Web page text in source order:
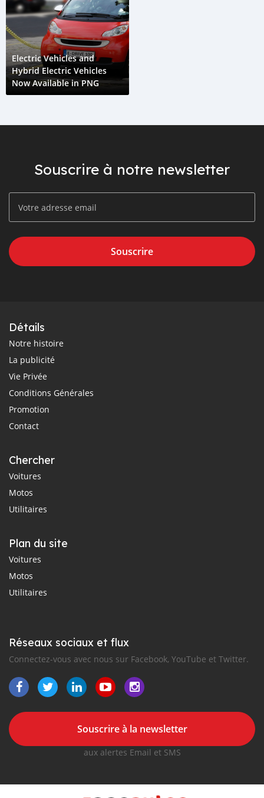
Electric Vehicles and
Hybrid Electric Vehicles
Now Available in PNG
Souscrire à notre newsletter
Souscrire
Détails
Notre histoire
La publicité
Vie Privée
Conditions Générales
Promotion
Contact
Chercher
Voitures
Motos
Utilitaires
Plan du site
Voitures
Motos
Utilitaires
Réseaux sociaux et flux
Connectez-vous avec nous sur Facebook, YouTube et Twitter.
Souscrire à la newsletter
aux alertes Email et SMS